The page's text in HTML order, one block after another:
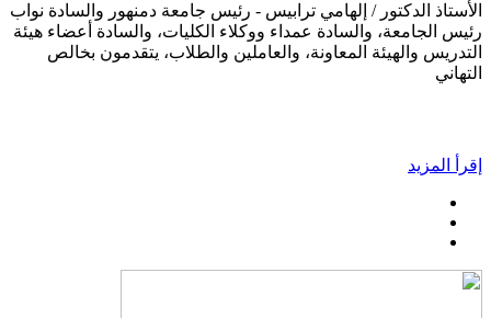
الأستاذ الدكتور / إلهامي ترابيس - رئيس جامعة دمنهور والسادة نواب
رئيس الجامعة، والسادة عمداء ووكلاء الكليات، والسادة أعضاء هيئة
التدريس والهيئة المعاونة، والعاملين والطلاب، يتقدمون بخالص
التهاني
إقرأ المزيد